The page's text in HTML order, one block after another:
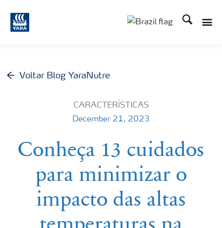
Busca
Voltar Blog YaraNutre
CARACTERÍSTICAS
December 21, 2023
Conheça 13 cuidados
para minimizar o
impacto das altas